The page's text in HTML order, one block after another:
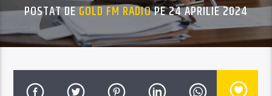
POSTAT DEGOLD FM RADIOPE 24 APRILIE 2024